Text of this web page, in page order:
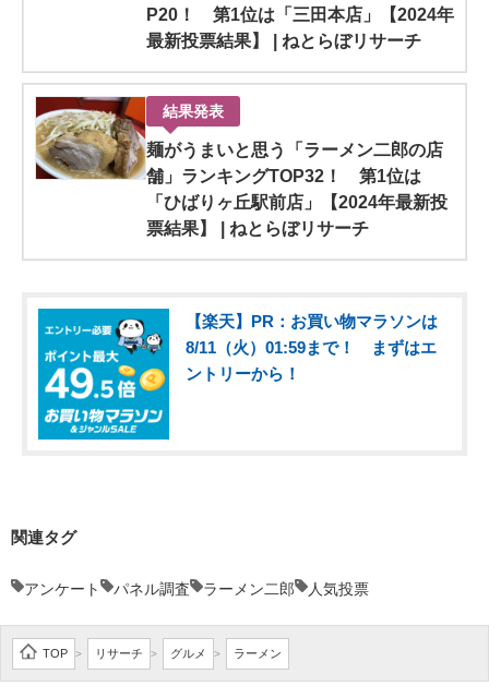
P20！ 第1位は「三田本店」【2024年
最新投票結果】 | ねとらぼリサーチ
結果発表
麺がうまいと思う「ラーメン二郎の店
舗」ランキングTOP32！ 第1位は
「ひばりヶ丘駅前店」【2024年最新投
票結果】 | ねとらぼリサーチ
【楽天】PR：お買い物マラソンは
8/11（火）01:59まで！ まずはエ
ントリーから！
関連タグ
アンケート パネル調査 ラーメン二郎 人気投票
TOP > リサーチ > グルメ > ラーメン